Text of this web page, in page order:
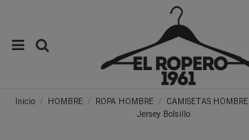
Inicio HOMBRE ROPA HOMBRE CAMISETAS HOMBRE
Jersey Bolsillo